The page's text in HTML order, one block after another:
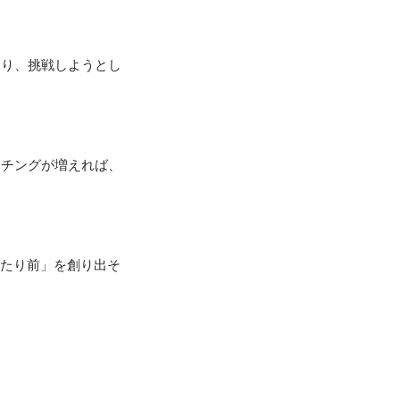
、挑戦しようとし
ングが増えれば、
り前」を創り出そ